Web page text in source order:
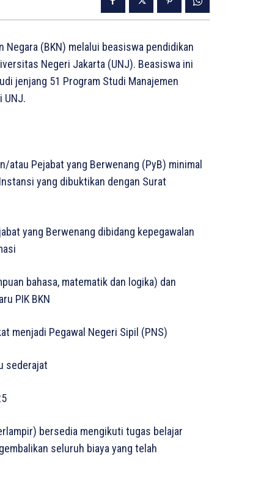
Negara (BKN) melalui beasiswa pendidikan
Negeri Jakarta (UNJ). Beasiswa ini
jenjang 51 Program Studi Manajemen
UNJ.
atau Pejabat yang Berwenang (PyB) minimal
yang dibuktikan dengan Surat
yang Berwenang dibidang kepegawalan
bahasa, matematik dan logika) dan
PIK BKN
menjadi Pegawal Negeri Sipil (PNS)
sederajat
bersedia mengikuti tugas belajar
seluruh biaya yang telah